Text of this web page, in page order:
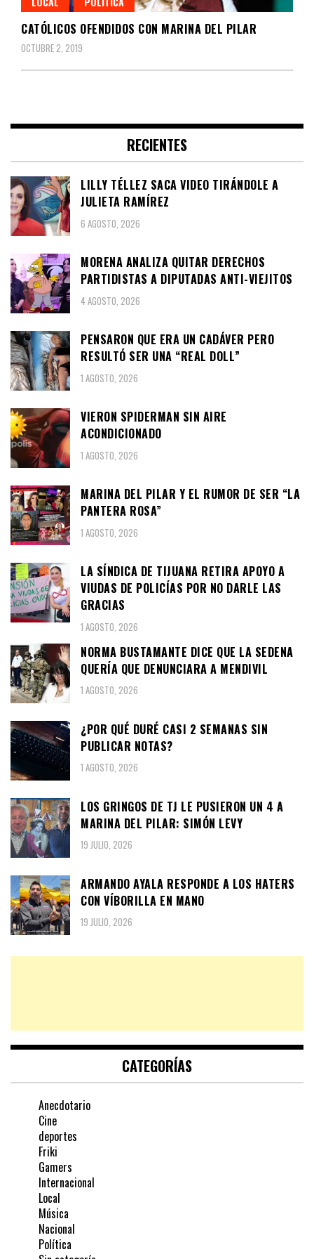
CATÓLICOS OFENDIDOS CON MARINA DEL PILAR
OCTUBRE 2, 2019
RECIENTES
LILLY TÉLLEZ SACA VIDEO TIRÁNDOLE A
JULIETA RAMÍREZ
6 AGOSTO, 2026
MORENA ANALIZA QUITAR DERECHOS
PARTIDISTAS A DIPUTADAS ANTI-VIEJITOS
4 AGOSTO, 2026
PENSARON QUE ERA UN CADÁVER PERO
RESULTÓ SER UNA “REAL DOLL”
1 AGOSTO, 2026
VIERON SPIDERMAN SIN AIRE
ACONDICIONADO
1 AGOSTO, 2026
MARINA DEL PILAR Y EL RUMOR DE SER “LA
PANTERA ROSA”
1 AGOSTO, 2026
LA SÍNDICA DE TIJUANA RETIRA APOYO A
VIUDAS DE POLICÍAS POR NO DARLE LAS
GRACIAS
1 AGOSTO, 2026
NORMA BUSTAMANTE DICE QUE LA SEDENA
QUERÍA QUE DENUNCIARA A MENDIVIL
1 AGOSTO, 2026
¿POR QUÉ DURÉ CASI 2 SEMANAS SIN
PUBLICAR NOTAS?
1 AGOSTO, 2026
LOS GRINGOS DE TJ LE PUSIERON UN 4 A
MARINA DEL PILAR: SIMÓN LEVY
19 JULIO, 2026
ARMANDO AYALA RESPONDE A LOS HATERS
CON VÍBORILLA EN MANO
19 JULIO, 2026
CATEGORÍAS
Anecdotario
Cine
deportes
Friki
Gamers
Internacional
Local
Música
Nacional
Política